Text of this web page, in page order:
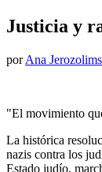
Justicia y
porAna
"El movimiento
La histórica
nazis contra los
Estado judío,